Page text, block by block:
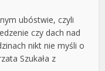
ubóstwie, czyli
czy dach nad
nikt nie myśli o
Szukała z